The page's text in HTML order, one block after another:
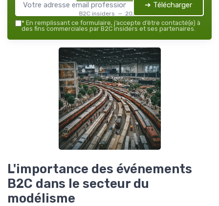
B2C insiders — 2026
➔ Télécharger
* En remplissant ce formulaire, j’accepte d’être contacté(e) à
des fins commerciales par B2C insiders et ses partenaires.
L'importance des événements
B2C dans le secteur du
modélisme